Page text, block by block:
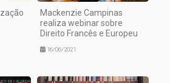
Mackenzie Campinas
realiza webinar sobre
Direito Francês e Europeu
16/06/2021